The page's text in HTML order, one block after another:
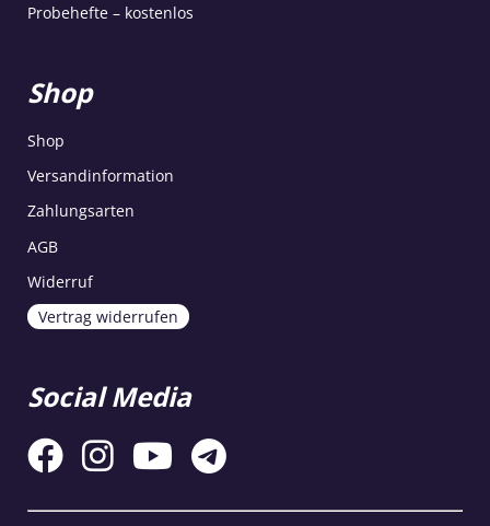
Probehefte – kostenlos
Shop
Shop
Versandinformation
Zahlungsarten
AGB
Widerruf
Vertrag widerrufen
Social Media